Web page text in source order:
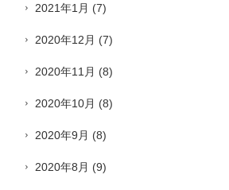
2021年1月 (7)
2020年12月 (7)
2020年11月 (8)
2020年10月 (8)
2020年9月 (8)
2020年8月 (9)